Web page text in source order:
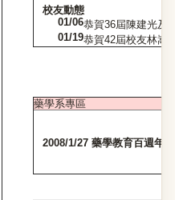
校友動態
01/06恭賀36屆陳建光及
01/19恭賀42屆校友林嵩
藥學系專區
2008/1/27 藥學教育百週年